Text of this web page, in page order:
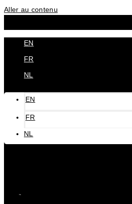
Aller au contenu
EN
FR
NL
EN
FR
NL